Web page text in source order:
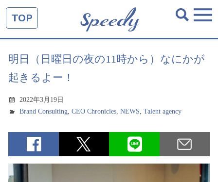
TOP
明日（日曜日の夜の11時から）なにかが
起きるよー！
2022年3月19日
Brand Consulting,CEO Chronicles,NEWS,Talent agency